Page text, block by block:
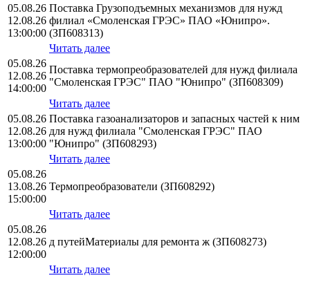
05.08.26
12.08.26
13:00:00
Поставка Грузоподъемных механизмов для нужд
филиал «Смоленская ГРЭС» ПАО «Юнипро».
(ЗП608313)
Читать далее
05.08.26
12.08.26
14:00:00
Поставка термопреобразователей для нужд филиала
"Смоленская ГРЭС" ПАО "Юнипро" (ЗП608309)
Читать далее
05.08.26
12.08.26
13:00:00
Поставка газоанализаторов и запасных частей к ним
для нужд филиала "Смоленская ГРЭС" ПАО
"Юнипро" (ЗП608293)
Читать далее
05.08.26
13.08.26
15:00:00
Термопреобразователи (ЗП608292)
Читать далее
05.08.26
12.08.26
12:00:00
д путейМатериалы для ремонта ж (ЗП608273)
Читать далее